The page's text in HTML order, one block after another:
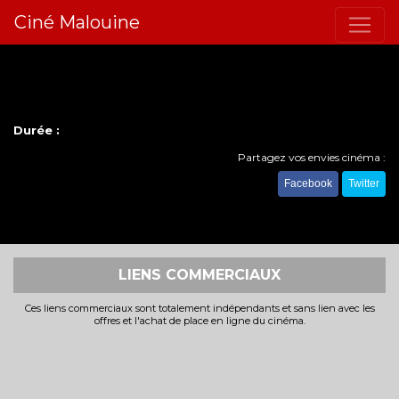
Ciné Malouine
Durée :
Partagez vos envies cinéma :
Facebook Twitter
LIENS COMMERCIAUX
Ces liens commerciaux sont totalement indépendants et sans lien avec les
offres et l'achat de place en ligne du cinéma.